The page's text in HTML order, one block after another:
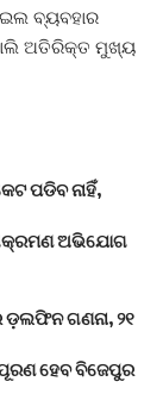
ବ୍ୟବହାର
ଅତିରିକ୍ତ ମୁଖ୍ୟ
ପଡିବ ନାହିଁ,
ଆକ୍ରମଣ ଅଭିଯୋଗ
ଡ଼ଲଫିନ ଗଣନା, ୨୧
ହେବ ବିଜେପୁର